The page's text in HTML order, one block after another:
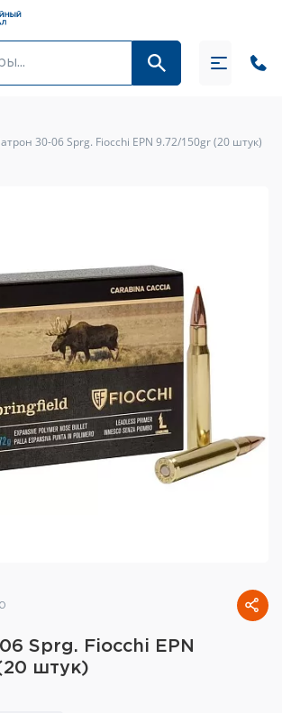
ухода за оружием
и ЗИП
снаряжение
стрельба
для заточки
30-06 Sprg. Fiocchi EPN 9.72/150gr (20 штук)
Sprg. Fiocchi EPN
штук)